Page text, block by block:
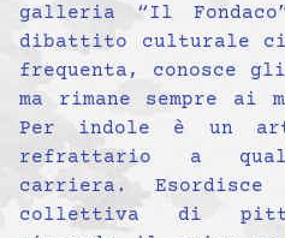
galleria “Il
dibattito culturale
frequenta, conosce
ma rimane sempre ai
Per indole è un
refrattario a
carriera.
collettiva di